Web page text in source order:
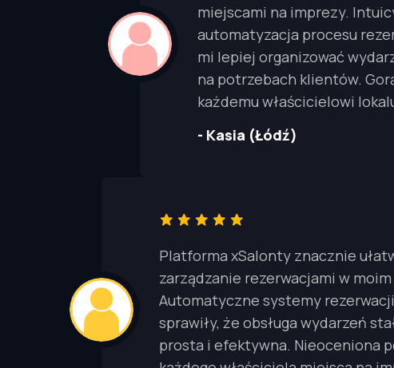
miejscami na imprezy.
automatyzacja procesu
mi lepiej organizować
na potrzebach klientów.
każdemu właścicielowi
- Kasia (Łódź)
Platforma xSalonty znacznie
zarządzanie rezerwacjami w moim
Automatyczne systemy
sprawiły, że obsługa wydarzeń
prosta i efektywna. Nieoceniona